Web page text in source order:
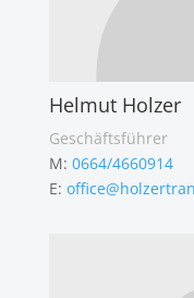
Helmut Holzer
Geschäftsführer
M: 0664/4660914
E: